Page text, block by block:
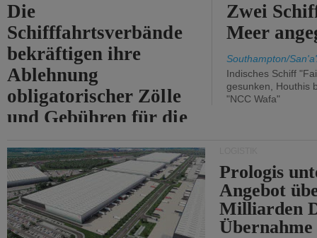
Die
Schifffahrtsverbände
bekräftigen ihre
Ablehnung
obligatorischer Zölle
und Gebühren für die
von Hormuz.
Zwei
Meer
Southampton/
Indisches Schiff
gesunken, Houthis
"NCC Wafa"
Prologis
Angebot
Milliarden
Übernahme